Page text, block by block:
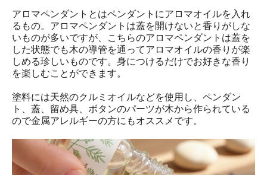
アロマペンダントとはペンダントにアロマオイルを入れ
るもの。アロマペンダントは蓋を開けないと香りがしな
いものが多いですが、こちらのアロマペンダントは蓋を
した状態でも木の導管を通ってアロマオイルの香りが楽
しめる珍しいものです。身につけるだけでお好きな香り
を楽しむことができます。
塗料には天然のクルミオイルなどを使用し、ペンダン
ト、蓋、留め具、ボタンのパーツが木から作られている
ので金属アレルギーの方にもオススメです。